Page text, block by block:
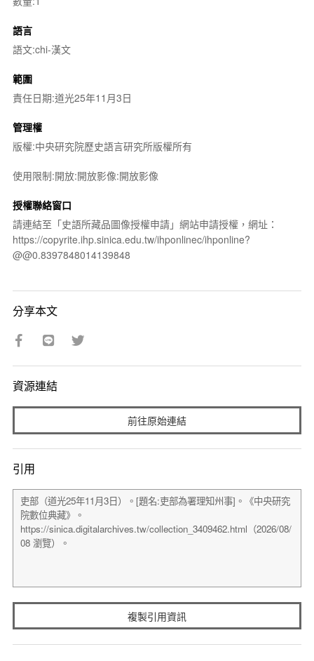
語言
語文:chi-漢文
範圍
責任日期:道光25年11月3日
管理權
版權:中央研究院歷史語言研究所版權所有
使用限制:開放:開放影像:開放影像
授權聯絡窗口
請連結至「史語所藏品圖像授權申請」網站申請授權，網址：
https://copyrite.ihp.sinica.edu.tw/ihponlinec/ihponline?
@@0.8397848014139848
分享本文
資源連結
前往原始連結
引用
複製引用資訊